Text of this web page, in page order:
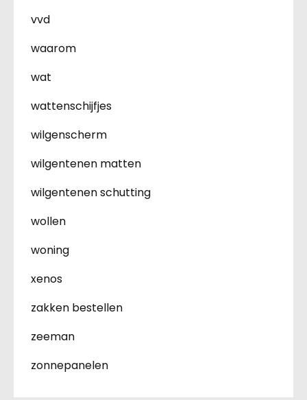
vvd
waarom
wat
wattenschijfjes
wilgenscherm
wilgentenen matten
wilgentenen schutting
wollen
woning
xenos
zakken bestellen
zeeman
zonnepanelen